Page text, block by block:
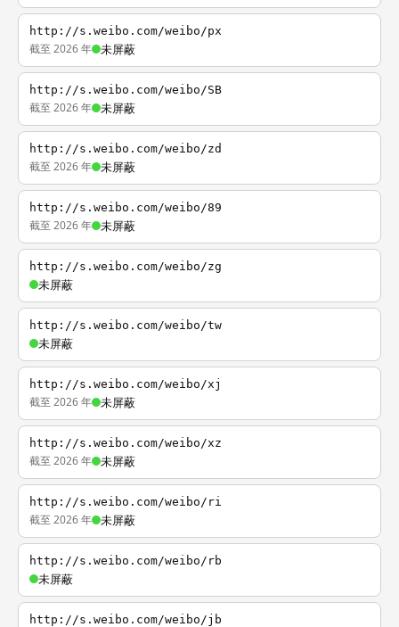
http://s.weibo.com/weibo/px
截至 2026 年 未屏蔽
http://s.weibo.com/weibo/SB
截至 2026 年 未屏蔽
http://s.weibo.com/weibo/zd
截至 2026 年 未屏蔽
http://s.weibo.com/weibo/89
截至 2026 年 未屏蔽
http://s.weibo.com/weibo/zg
未屏蔽
http://s.weibo.com/weibo/tw
未屏蔽
http://s.weibo.com/weibo/xj
截至 2026 年 未屏蔽
http://s.weibo.com/weibo/xz
截至 2026 年 未屏蔽
http://s.weibo.com/weibo/ri
截至 2026 年 未屏蔽
http://s.weibo.com/weibo/rb
未屏蔽
http://s.weibo.com/weibo/jb